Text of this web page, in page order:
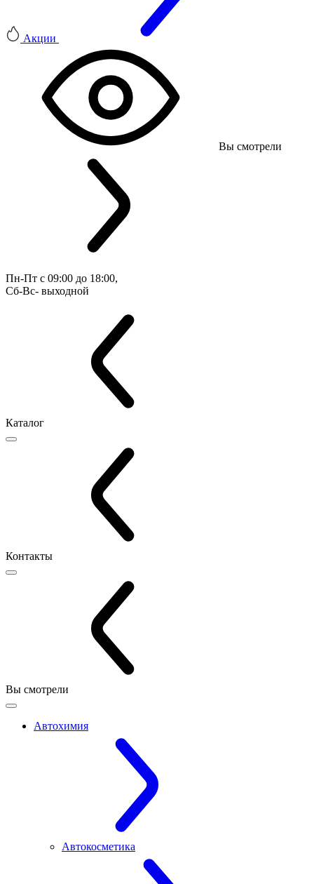
Акции
Вы смотрели
Пн-Пт с 09:00 до 18:00,
Сб-Вс- выходной
Каталог
Контакты
Вы смотрели
Автохимия
Автокосметика